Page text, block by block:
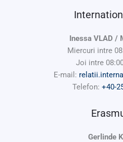
Inessa VLAD /
Miercuri intre
Joi intre
E-mail:
Telefon: +40-
Gerlinde